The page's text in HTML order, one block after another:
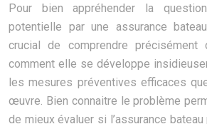
Pour bien appréhender la
potentielle par une assurance
crucial de comprendre précisément
comment elle se développe
les mesures préventives efficaces
œuvre. Bien connaitre le problème
de mieux évaluer si l’assurance